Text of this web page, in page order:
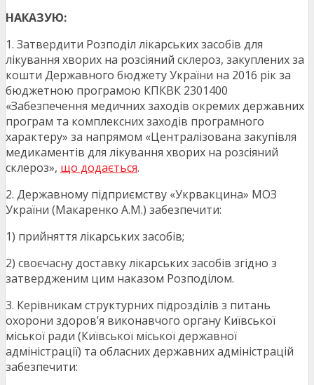
НАКАЗУЮ:
1. Затвердити Розподіл лікарських засобів для
лікування хворих на розсіяний склероз, закуплених за
кошти Державного бюджету України на 2016 рік за
бюджетною програмою КПКВК 2301400
«Забезпечення медичних заходів окремих державних
програм та комплексних заходів програмного
характеру» за напрямом «Централізована закупівля
медикаментів для лікування хворих на розсіяний
склероз», що додається.
2. Державному підприємству «Укрвакцина» МОЗ
України (Макаренко А.М.) забезпечити:
1) прийняття лікарських засобів;
2) своєчасну доставку лікарських засобів згідно з
затвердженим цим наказом Розподілом.
3. Керівникам структурних підрозділів з питань
охорони здоров’я виконавчого органу Київської
міської ради (Київської міської державної
адміністрації) та обласних державних адміністрацій
забезпечити: